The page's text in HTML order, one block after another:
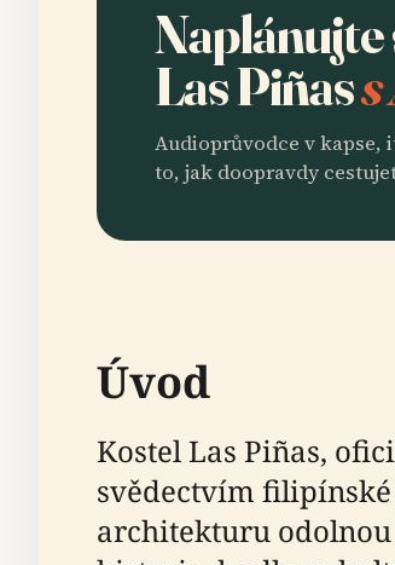
Naplánujte
Las Piñas
Audioprůvodce v kapse,
to, jak doopravdy
Úvod
Kostel Las Piñas,
svědectvím
architekturu